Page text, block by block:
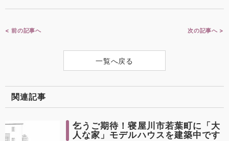
< 前の記事へ 次の記事へ >
一覧へ戻る
関連記事
乞うご期待！寝屋川市若葉町に「大
人な家」モデルハウスを建築中です